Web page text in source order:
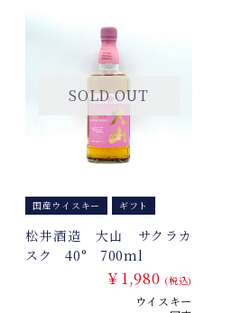
SOLD OUT
国産ウイスキー ギフト
松井酒造 大山 サクラカ
スク 40° 700ml
￥1,980 (税込)
ウイスキー